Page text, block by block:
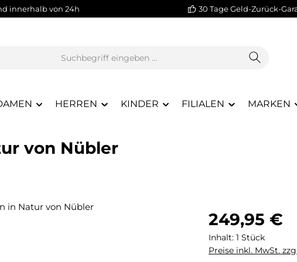
innerhalb von 24h 30 Tage Geld-Zurück-
HERREN KINDER FILIALEN MARKEN
von Nübler
Regulärer Preis:
249,95 €
Inhalt: 1 Stück
Preise inkl. MwSt.